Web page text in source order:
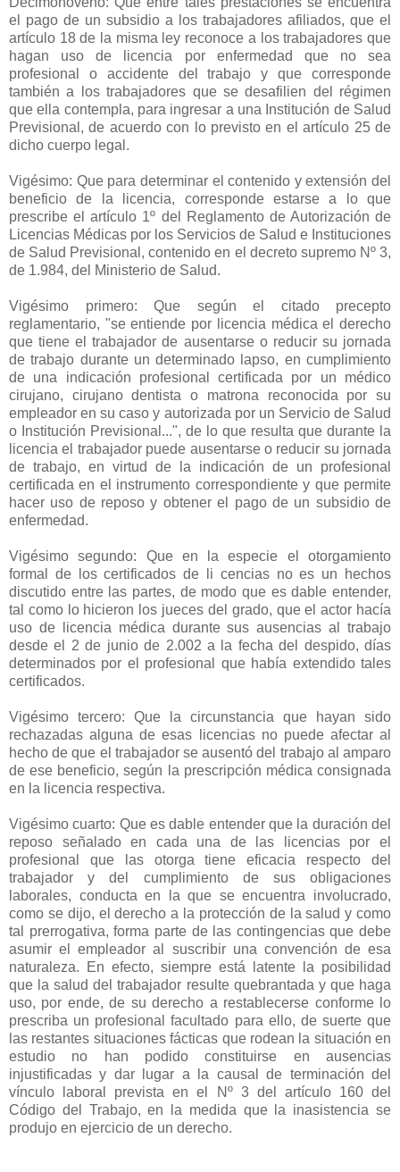
el pago de un subsidio a los trabajadores afiliados, que el
artículo 18 de la misma ley reconoce a los trabajadores que
hagan uso de licencia por enfermedad que no sea
profesional o accidente del trabajo y que corresponde
también a los trabajadores que se desafilien del régimen
que ella contempla, para ingresar a una Institución de Salud
Previsional, de acuerdo con lo previsto en el artículo 25 de
dicho cuerpo legal.
Vigésimo: Que para determinar el contenido y extensión del
beneficio de la licencia, corresponde estarse a lo que
prescribe el artículo 1º del Reglamento de Autorización de
Licencias Médicas por los Servicios de Salud e Instituciones
de Salud Previsional, contenido en el decreto supremo Nº 3,
de 1.984, del Ministerio de Salud.
Vigésimo primero: Que según el citado precepto
reglamentario, "se entiende por licencia médica el derecho
que tiene el trabajador de ausentarse o reducir su jornada
de trabajo durante un determinado lapso, en cumplimiento
de una indicación profesional certificada por un médico
cirujano, cirujano dentista o matrona reconocida por su
empleador en su caso y autorizada por un Servicio de Salud
o Institución Previsional...", de lo que resulta que durante la
licencia el trabajador puede ausentarse o reducir su jornada
de trabajo, en virtud de la indicación de un profesional
certificada en el instrumento correspondiente y que permite
hacer uso de reposo y obtener el pago de un subsidio de
enfermedad.
Vigésimo segundo: Que en la especie el otorgamiento
formal de los certificados de li cencias no es un hechos
discutido entre las partes, de modo que es dable entender,
tal como lo hicieron los jueces del grado, que el actor hacía
uso de licencia médica durante sus ausencias al trabajo
desde el 2 de junio de 2.002 a la fecha del despido, días
determinados por el profesional que había extendido tales
certificados.
Vigésimo tercero: Que la circunstancia que hayan sido
rechazadas alguna de esas licencias no puede afectar al
hecho de que el trabajador se ausentó del trabajo al amparo
de ese beneficio, según la prescripción médica consignada
en la licencia respectiva.
Vigésimo cuarto: Que es dable entender que la duración del
reposo señalado en cada una de las licencias por el
profesional que las otorga tiene eficacia respecto del
trabajador y del cumplimiento de sus obligaciones
laborales, conducta en la que se encuentra involucrado,
como se dijo, el derecho a la protección de la salud y como
tal prerrogativa, forma parte de las contingencias que debe
asumir el empleador al suscribir una convención de esa
naturaleza. En efecto, siempre está latente la posibilidad
que la salud del trabajador resulte quebrantada y que haga
uso, por ende, de su derecho a restablecerse conforme lo
prescriba un profesional facultado para ello, de suerte que
las restantes situaciones fácticas que rodean la situación en
estudio no han podido constituirse en ausencias
injustificadas y dar lugar a la causal de terminación del
vínculo laboral prevista en el Nº 3 del artículo 160 del
Código del Trabajo, en la medida que la inasistencia se
produjo en ejercicio de un derecho.